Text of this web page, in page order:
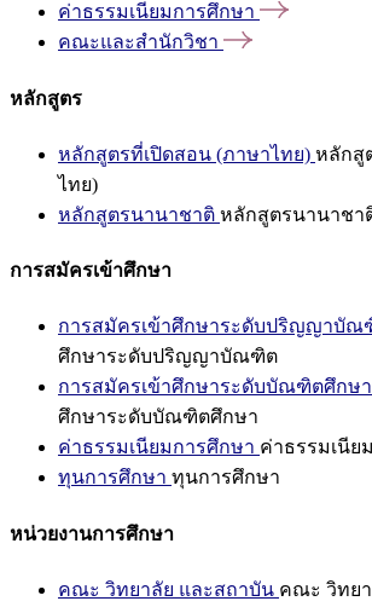
ค่าธรรมเนียมการศึกษา
คณะและสำนักวิชา
หลักสูตร
หลักสูตรที่เปิดสอน (ภาษาไทย) หลักสู
ไทย)
หลักสูตรนานาชาติ หลักสูตรนานาชา
การสมัครเข้าศึกษา
การสมัครเข้าศึกษาระดับปริญญาบัณ
ศึกษาระดับปริญญาบัณฑิต
การสมัครเข้าศึกษาระดับบัณฑิตศึกษา
ศึกษาระดับบัณฑิตศึกษา
ค่าธรรมเนียมการศึกษา ค่าธรรมเนีย
ทุนการศึกษา ทุนการศึกษา
หน่วยงานการศึกษา
คณะ วิทยาลัย และสถาบัน คณะ วิทย